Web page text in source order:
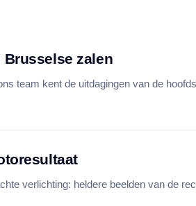
zalen
team kent de uitdagingen van de
verlichting: heldere beelden van de